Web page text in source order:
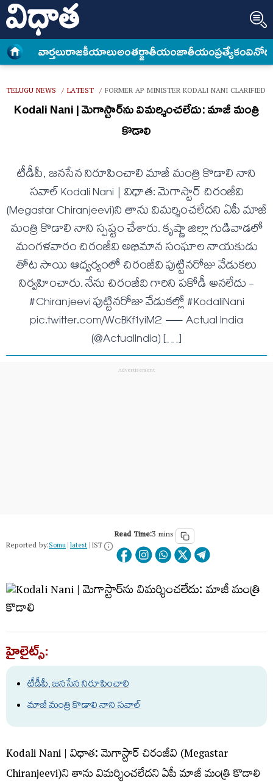
వార్త‌లురాజకీయాలుఅంత‌ర్జాతీయంజాతీయంప్రత్యేకం
TELUGU NEWS / LATEST / FORMER AP MINISTER KODALI NANI
Kodali Nani | మెగాస్టార్‌ను విమర్శించలేదు: మాజీ మంత్రి
కొడాలి
టీడీపీ, జనసేన నిరూపించాలి మాజీ మంత్రి కొడాలి నాని
సవాల్ Kodali Nani | విధాత: మెగాస్టార్ చిరంజీవి
(Megastar Chiranjeevi)ని తాను విమర్శించలేదని ఏపీ మాజీ
మంత్రి కొడాలి నాని స్పష్టం చేశారు. కృష్ణా జిల్లా గుడివాడలో
మంగళవారం చిరంజీవి అభిమాన సంఘాల నాయకుడు
తోట సాయి ఆధ్వర్యంలో చిరంజీవి పుట్టినరోజు వేడుకలు
నిర్వహించారు. నేను చిరంజీవి గారిని పకోడీ అనలేదు -
#Chiranjeevi పుట్టినరోజు వేడుకల్లో #KodaliNani
pic.twitter.com/WcBKf1yiM2 — Actual India
(@ActualIndia) […]
Reported by:Somu|latest|IST
Read Time:3 mins
హైలైట్స్:
టీడీపీ, జనసేన నిరూపించాలి
మాజీ మంత్రి కొడాలి నాని సవాల్
Kodali Nani | విధాత: మెగాస్టార్ చిరంజీవి (Megastar
Chiranjeevi)ని తాను విమర్శించలేదని ఏపీ మాజీ మంత్రి కొడాలి